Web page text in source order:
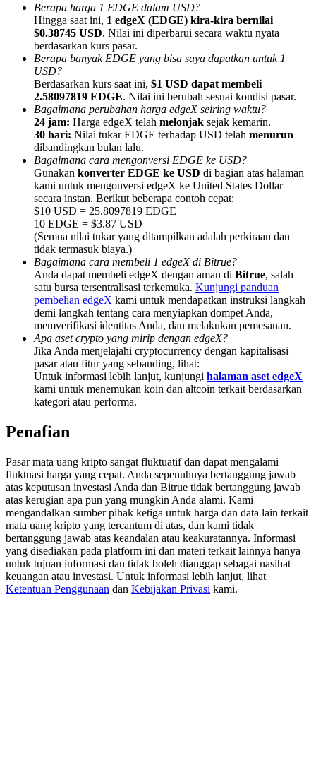
Referensi
Undang teman untuk mendapatkan imbalan tunai
Deposit CASHCAT & Win
Deposit CASHCAT & Win
Share 500000 CASHCAT prize pool
Exclusive for BitMart Users
Register & Trade to Win 500,000 USDT
Precious Metals Trading Carnival
Trade Gold & Silver · 33,333 USDT Bonus
Berapa harga 1 EDGE dalam USD?
Hingga saat ini, 1 edgeX (EDGE) kira-kira bernilai
$0.38745 USD. Nilai ini diperbarui secara waktu nyata
berdasarkan kurs pasar.
Berapa banyak EDGE yang bisa saya dapatkan untuk 1
USD?
Berdasarkan kurs saat ini, $1 USD dapat membeli
2.58097819 EDGE. Nilai ini berubah sesuai kondisi pasar.
Bagaimana perubahan harga edgeX seiring waktu?
24 jam: Harga edgeX telah melonjak sejak kemarin.
30 hari: Nilai tukar EDGE terhadap USD telah menurun
dibandingkan bulan lalu.
Bagaimana cara mengonversi EDGE ke USD?
Gunakan konverter EDGE ke USD di bagian atas halaman
kami untuk mengonversi edgeX ke United States Dollar
secara instan. Berikut beberapa contoh cepat:
$10 USD = 25.8097819 EDGE
10 EDGE = $3.87 USD
(Semua nilai tukar yang ditampilkan adalah perkiraan dan
tidak termasuk biaya.)
Bagaimana cara membeli 1 edgeX di Bitrue?
Anda dapat membeli edgeX dengan aman di Bitrue, salah
satu bursa tersentralisasi terkemuka. Kunjungi panduan
pembelian edgeX kami untuk mendapatkan instruksi langkah
demi langkah tentang cara menyiapkan dompet Anda,
memverifikasi identitas Anda, dan melakukan pemesanan.
Apa aset crypto yang mirip dengan edgeX?
Jika Anda menjelajahi cryptocurrency dengan kapitalisasi
pasar atau fitur yang sebanding, lihat:
Untuk informasi lebih lanjut, kunjungi halaman aset edgeX
kami untuk menemukan koin dan altcoin terkait berdasarkan
kategori atau performa.
Penafian
Pasar mata uang kripto sangat fluktuatif dan dapat mengalami
fluktuasi harga yang cepat. Anda sepenuhnya bertanggung jawab
atas keputusan investasi Anda dan Bitrue tidak bertanggung jawab
atas kerugian apa pun yang mungkin Anda alami. Kami
mengandalkan sumber pihak ketiga untuk harga dan data lain terkait
mata uang kripto yang tercantum di atas, dan kami tidak
bertanggung jawab atas keandalan atau keakuratannya. Informasi
yang disediakan pada platform ini dan materi terkait lainnya hanya
untuk tujuan informasi dan tidak boleh dianggap sebagai nasihat
keuangan atau investasi. Untuk informasi lebih lanjut, lihat
Ketentuan Penggunaan dan Kebijakan Privasi kami.